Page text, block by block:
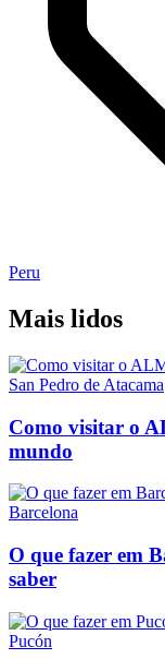
Peru
Mais lidos
San Pedro de Atacama
Como visitar o
mundo
Barcelona
O que fazer em
saber
Pucón